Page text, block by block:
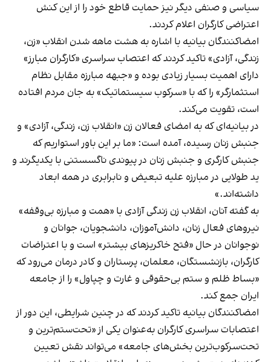
سیاسی و صنفی دیگر نیز حمایت قاطع خود را از این کنش
اعتراضی کارگران اعلام کردند.
امضاکنندگان بیانیه با اشاره به هشت ماهه شدن انقلاب «زن،
زندگی، آزادی» تاکید کردند که اعتصاب سراسری «کارگران مبارز»
دارای اهمیت بسیار زیادی بوده و «جبهه مبارزه مقابل نظام
استثمارگر» را که با «سرکوب سیستماتیک» به جان مردم افتاده
است، تقویت می‌کند.
در بیانیه‌ای که به امضای فعالان زن «انقلاب زن، زندگی، آزادی» و
جنبش زنان رسیده، آمده است: «ما بر این باور استواریم که
جنبش کارگری و جنبش زنان در پیوندی ناگسستنی با یکدیگرند و
ید طولایی در مبارزه علیه تبعیض و نابرابری در همه ابعاد
داشته‌اند.»
به گفته آنان، انقلاب زن زندگی آزادی با «همت و مبارزه بی‌وقفه»
نیروهای فعال زنان، دانش‌آموزان، دانشجویان، جوانان و
نوجوانان در حال «فتح خاکریزهای بیشتر» است و با اعتراضات
کارگران، بازنشستگان، معلمان، پرستاران و کادر درمان می‌رود که
«بساط ظلم و ستم بی‌حقوقی و غارت و چپاول» را از جامعه
ایران جمع کند.
امضاکنندگان بیانیه تاکید کردند که در چنین شرایطی، این دور از
اعتصابات سراسری کارگران به‌عنوان یکی از «تحت‌ستم‌ترین و
تحت‌سرکوب‌ترین بخش‌های جامعه» می‌تواند نقش تعیین